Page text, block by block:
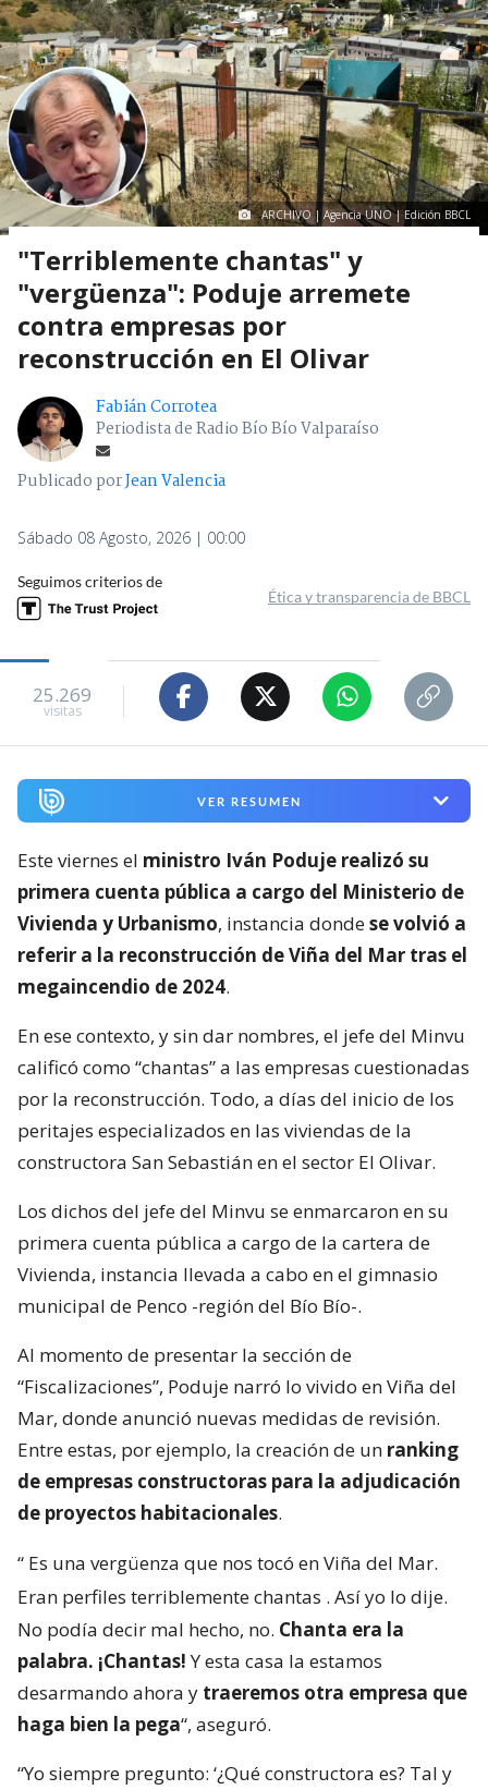
ARCHIVO | Agencia UNO | Edición BBCL
"Terriblemente chantas" y
"vergüenza": Poduje arremete
contra empresas por
reconstrucción en El Olivar
Fabián Corrotea
Periodista de Radio Bío Bío Valparaíso
Publicado porJean Valencia
Sábado 08 Agosto, 2026 | 00:00
Seguimos criterios de
Ética y transparencia de BBCL
25.269
visitas
VER RESUMEN
Este viernes el ministro Iván Poduje realizó su
primera cuenta pública a cargo del Ministerio de
Vivienda y Urbanismo, instancia dondese volvió a
referir a la reconstrucción de Viña del Mar tras el
megaincendio de 2024.
En ese contexto, y sin dar nombres, el jefe del Minvu
calificó como “chantas” a las empresas cuestionadas
por la reconstrucción. Todo, a días del inicio de los
peritajes especializados en las viviendas de la
constructora San Sebastián en el sector El Olivar.
Los dichos del jefe del Minvu se enmarcaron en su
primera cuenta pública a cargo de la cartera de
Vivienda, instancia llevada a cabo en el gimnasio
municipal de Penco -región del Bío Bío-.
Al momento de presentar la sección de
“Fiscalizaciones”, Poduje narró lo vivido en Viña del
Mar, donde anunció nuevas medidas de revisión.
Entre estas, por ejemplo, la creación de un ranking
de empresas constructoras para la adjudicación
de proyectos habitacionales.
“ Es una vergüenza que nos tocó en Viña del Mar.
Eran perfiles terriblemente chantas . Así yo lo dije.
No podía decir mal hecho, no. Chanta era la
palabra. ¡Chantas!Y esta casa la estamos
desarmando ahora y traeremos otra empresa que
haga bien la pega“, aseguró.
“Yo siempre pregunto: ‘¿Qué constructora es? Tal y